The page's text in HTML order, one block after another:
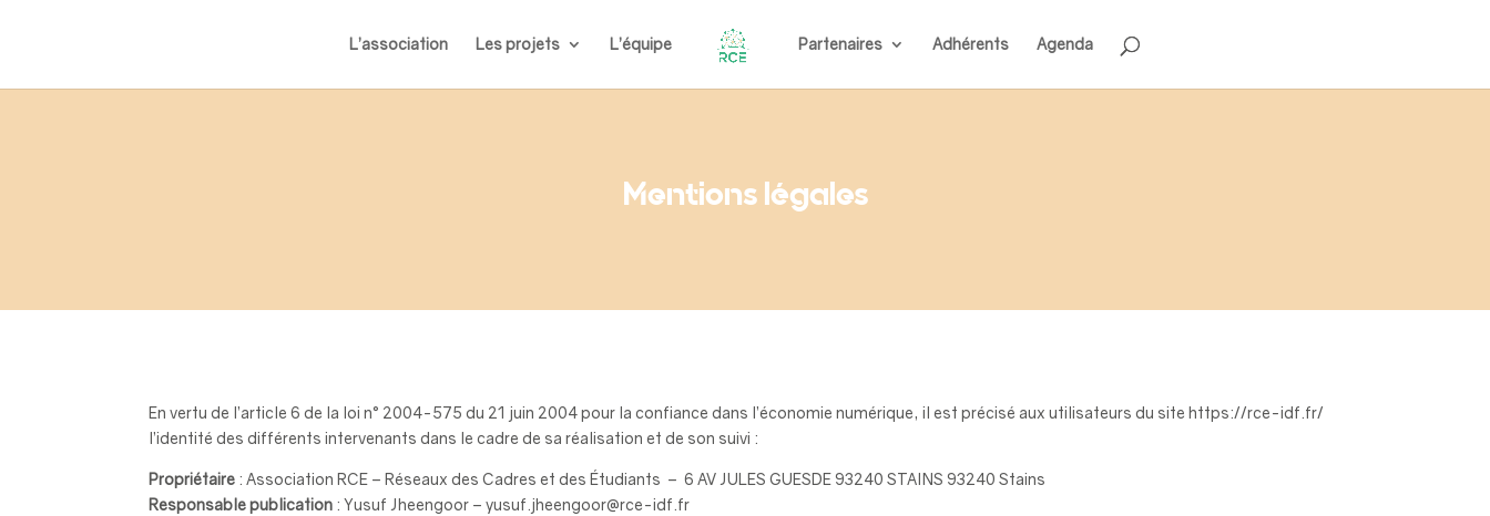
L’association Les projets L’équipe Partenaires Adhérents Agenda
Mentions légales
En vertu de l’article 6 de la loi n° 2004-575 du 21 juin 2004 pour la confiance dans l’économie numérique, il est précisé aux utilisateurs du site https://rce-idf.fr/
l’identité des différents intervenants dans le cadre de sa réalisation et de son suivi :
Propriétaire : Association RCE – Réseaux des Cadres et des Étudiants – 6 AV JULES GUESDE 93240 STAINS 93240 Stains
Responsable publication : Yusuf Jheengoor – yusuf.jheengoor@rce-idf.fr